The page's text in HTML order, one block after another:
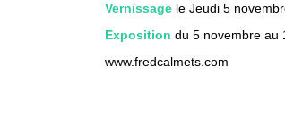
Vernissage le Jeudi 5
Exposition du 5 novembre au
www.fredcalmets.com